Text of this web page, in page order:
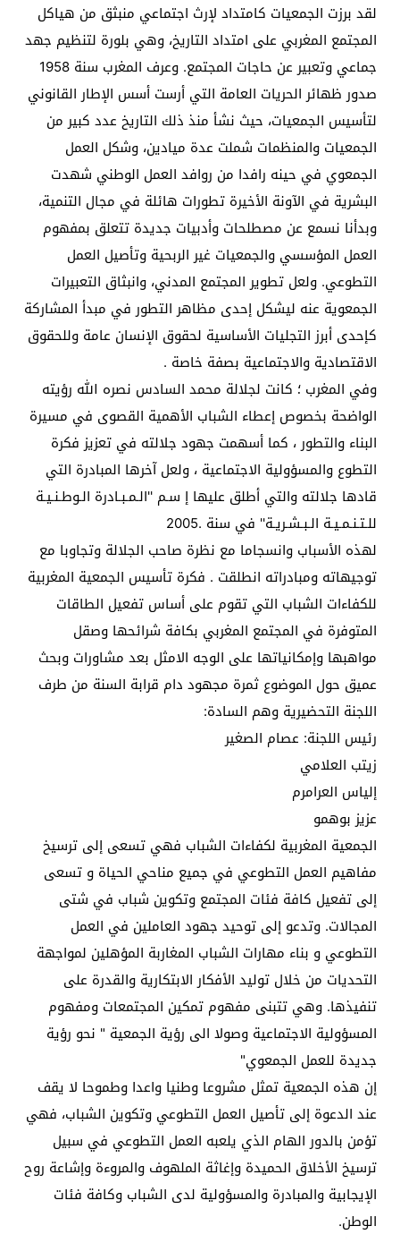
لقد برزت الجمعيات كامتداد لإرث اجتماعي منبثق من هياكل
المجتمع المغربي على امتداد التاريخ، وهي بلورة لتنظيم جهد
جماعي وتعبير عن حاجات المجتمع. وعرف المغرب سنة 1958
صدور ظهائر الحريات العامة التي أرست أسس الإطار القانوني
لتأسيس الجمعيات، حيث نشأ منذ ذلك التاريخ عدد كبير من
الجمعيات والمنظمات شملت عدة ميادين، وشكل العمل
الجمعوي في حينه رافدا من روافد العمل الوطني شهدت
البشرية في الآونة الأخيرة تطورات هائلة في مجال التنمية،
وبدأنا نسمع عن مصطلحات وأدبيات جديدة تتعلق بمفهوم
العمل المؤسسي والجمعيات غير الربحية وتأصيل العمل
التطوعي. ولعل تطوير المجتمع المدني، وانبثاق التعبيرات
الجمعوية عنه ليشكل إحدى مظاهر التطور في مبدأ المشاركة
كإحدى أبرز التجليات الأساسية لحقوق الإنسان عامة وللحقوق
الاقتصادية والاجتماعية بصفة خاصة .
وفي المغرب ؛ كانت لجلالة محمد السادس نصره الله رؤيته
الواضحة بخصوص إعطاء الشباب الأهمية القصوى في مسيرة
البناء والتطور ، كما أسهمت جهود جلالته في تعزيز فكرة
التطوع والمسؤولية الاجتماعية ، ولعل آخرها المبادرة التي
قادها جلالته والتي أطلق عليها إ سـم ''الـمـبـادرة الـوطـنـيـة
للـتـنـمـيـة الـبـشـريـة'' في سنة .2005
لهذه الأسباب وانسجاما مع نظرة صاحب الجلالة وتجاوبا مع
توجيهاته ومبادراته انطلقت . فكرة تأسيس الجمعية المغربية
للكفاءات الشباب التي تقوم على أساس تفعيل الطاقات
المتوفرة في المجتمع المغربي بكافة شرائحها وصقل
مواهبها وإمكانياتها على الوجه الامثل بعد مشاورات وبحث
عميق حول الموضوع ثمرة مجهود دام قرابة السنة من طرف
اللجنة التحضيرية وهم السادة:
رئيس اللجنة: عصام الصغير
زيتب العلامي
إلياس العرامرم
عزيز بوهمو
الجمعية المغربية لكفاءات الشباب فهي تسعى إلى ترسيخ
مفاهيم العمل التطوعي في جميع مناحي الحياة و تسعى
إلى تفعيل كافة فئات المجتمع وتكوين شباب في شتى
المجالات. وتدعو إلى توحيد جهود العاملين في العمل
التطوعي و بناء مهارات الشباب المغاربة المؤهلين لمواجهة
التحديات من خلال توليد الأفكار الابتكارية والقدرة على
تنفيذها. وهي تتبنى مفهوم تمكين المجتمعات ومفهوم
المسؤولية الاجتماعية وصولا الى رؤية الجمعية " نحو رؤية
جديدة للعمل الجمعوي"
إن هذه الجمعية تمثل مشروعا وطنيا واعدا وطموحا لا يقف
عند الدعوة إلى تأصيل العمل التطوعي وتكوين الشباب، فهي
تؤمن بالدور الهام الذي يلعبه العمل التطوعي في سبيل
ترسيخ الأخلاق الحميدة وإغاثة الملهوف والمروءة وإشاعة روح
الإيجابية والمبادرة والمسؤولية لدى الشباب وكافة فئات
الوطن.